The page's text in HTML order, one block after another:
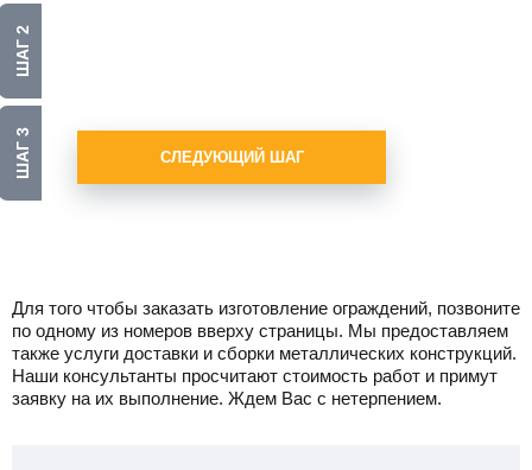
ШАГ 3
ШАГ 2
СЛЕДУЮЩИЙ ШАГ
Для того чтобы заказать изготовление ограждений, позвоните
по одному из номеров вверху страницы. Мы предоставляем
также услуги доставки и сборки металлических конструкций.
Наши консультанты просчитают стоимость работ и примут
заявку на их выполнение. Ждем Вас с нетерпением.